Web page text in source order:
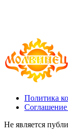
Политика
Не является